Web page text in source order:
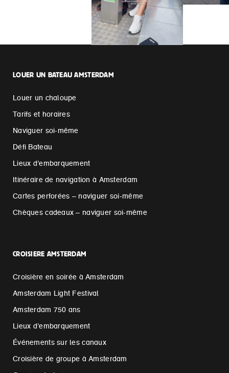
LOUER UN BATEAU AMSTERDAM
Louer un chaloupe
Tarifs et horaires
Naviguer soi-même
Défi Bateau
Lieux d’embarquement
Itinéraire de navigation à Amsterdam
Cartes perforées – naviguer soi-même
Chèques cadeaux – naviguer soi-même
CROISIERE AMSTERDAM
Croisière en soirée à Amsterdam
Amsterdam Light Festival
Amsterdam 750 ans
Lieux d’embarquement
Événements sur les canaux
Croisière de groupe à Amsterdam